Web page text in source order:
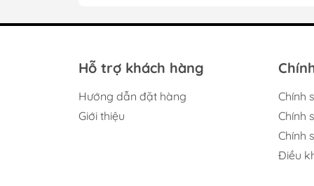
Xưởng thi công sử dụng gỗ công nghiệp
chống cong vênh trong
Hỗ trợ khách hàng
Hướng dẫn đặt hàng
Giới thiệu
Chính
Chính
Chính
Điều